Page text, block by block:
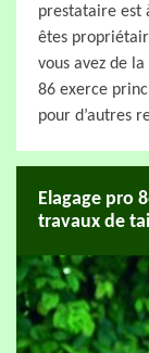
prestataire est
êtes
vous avez de
86 exerce
pour d’autres
Elagage pro
travaux de